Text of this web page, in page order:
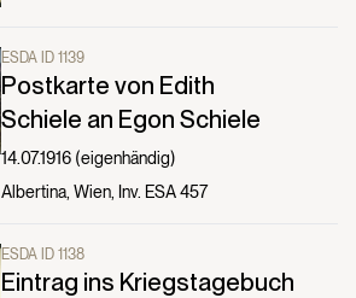
ESDA ID 1139
Postkarte von Edith
Schiele an Egon Schiele
14.07.1916 (eigenhändig)
Albertina, Wien, Inv. ESA 457
ESDA ID 1138
Eintrag ins Kriegstagebuch